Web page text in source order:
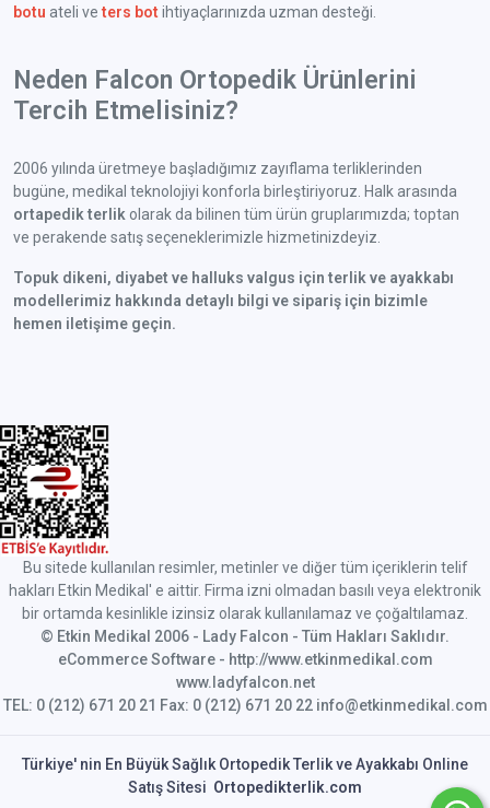
botu ateli veters botihtiyaçlarınızda uzman desteği.
Neden Falcon Ortopedik Ürünlerini
Tercih Etmelisiniz?
2006 yılında üretmeye başladığımız zayıflama terliklerinden
bugüne, medikal teknolojiyi konforla birleştiriyoruz. Halk arasında
ortapedik terlik olarak da bilinen tüm ürün gruplarımızda; toptan
ve perakende satış seçeneklerimizle hizmetinizdeyiz.
Topuk dikeni, diyabet ve halluks valgus için terlik ve ayakkabı
modellerimiz hakkında detaylı bilgi ve sipariş için bizimle
hemen iletişime geçin.
Bu sitede kullanılan resimler, metinler ve diğer tüm içeriklerin telif
hakları Etkin Medikal' e aittir. Firma izni olmadan basılı veya elektronik
bir ortamda kesinlikle izinsiz olarak kullanılamaz ve çoğaltılamaz.
© Etkin Medikal 2006 - Lady Falcon - Tüm Hakları Saklıdır.
eCommerce Software - http://www.etkinmedikal.com
www.ladyfalcon.net
TEL: 0 (212) 671 20 21 Fax: 0 (212) 671 20 22 info@etkinmedikal.com
Türkiye' nin En Büyük Sağlık Ortopedik Terlik ve Ayakkabı Online
Satış Sitesi Ortopedikterlik.com